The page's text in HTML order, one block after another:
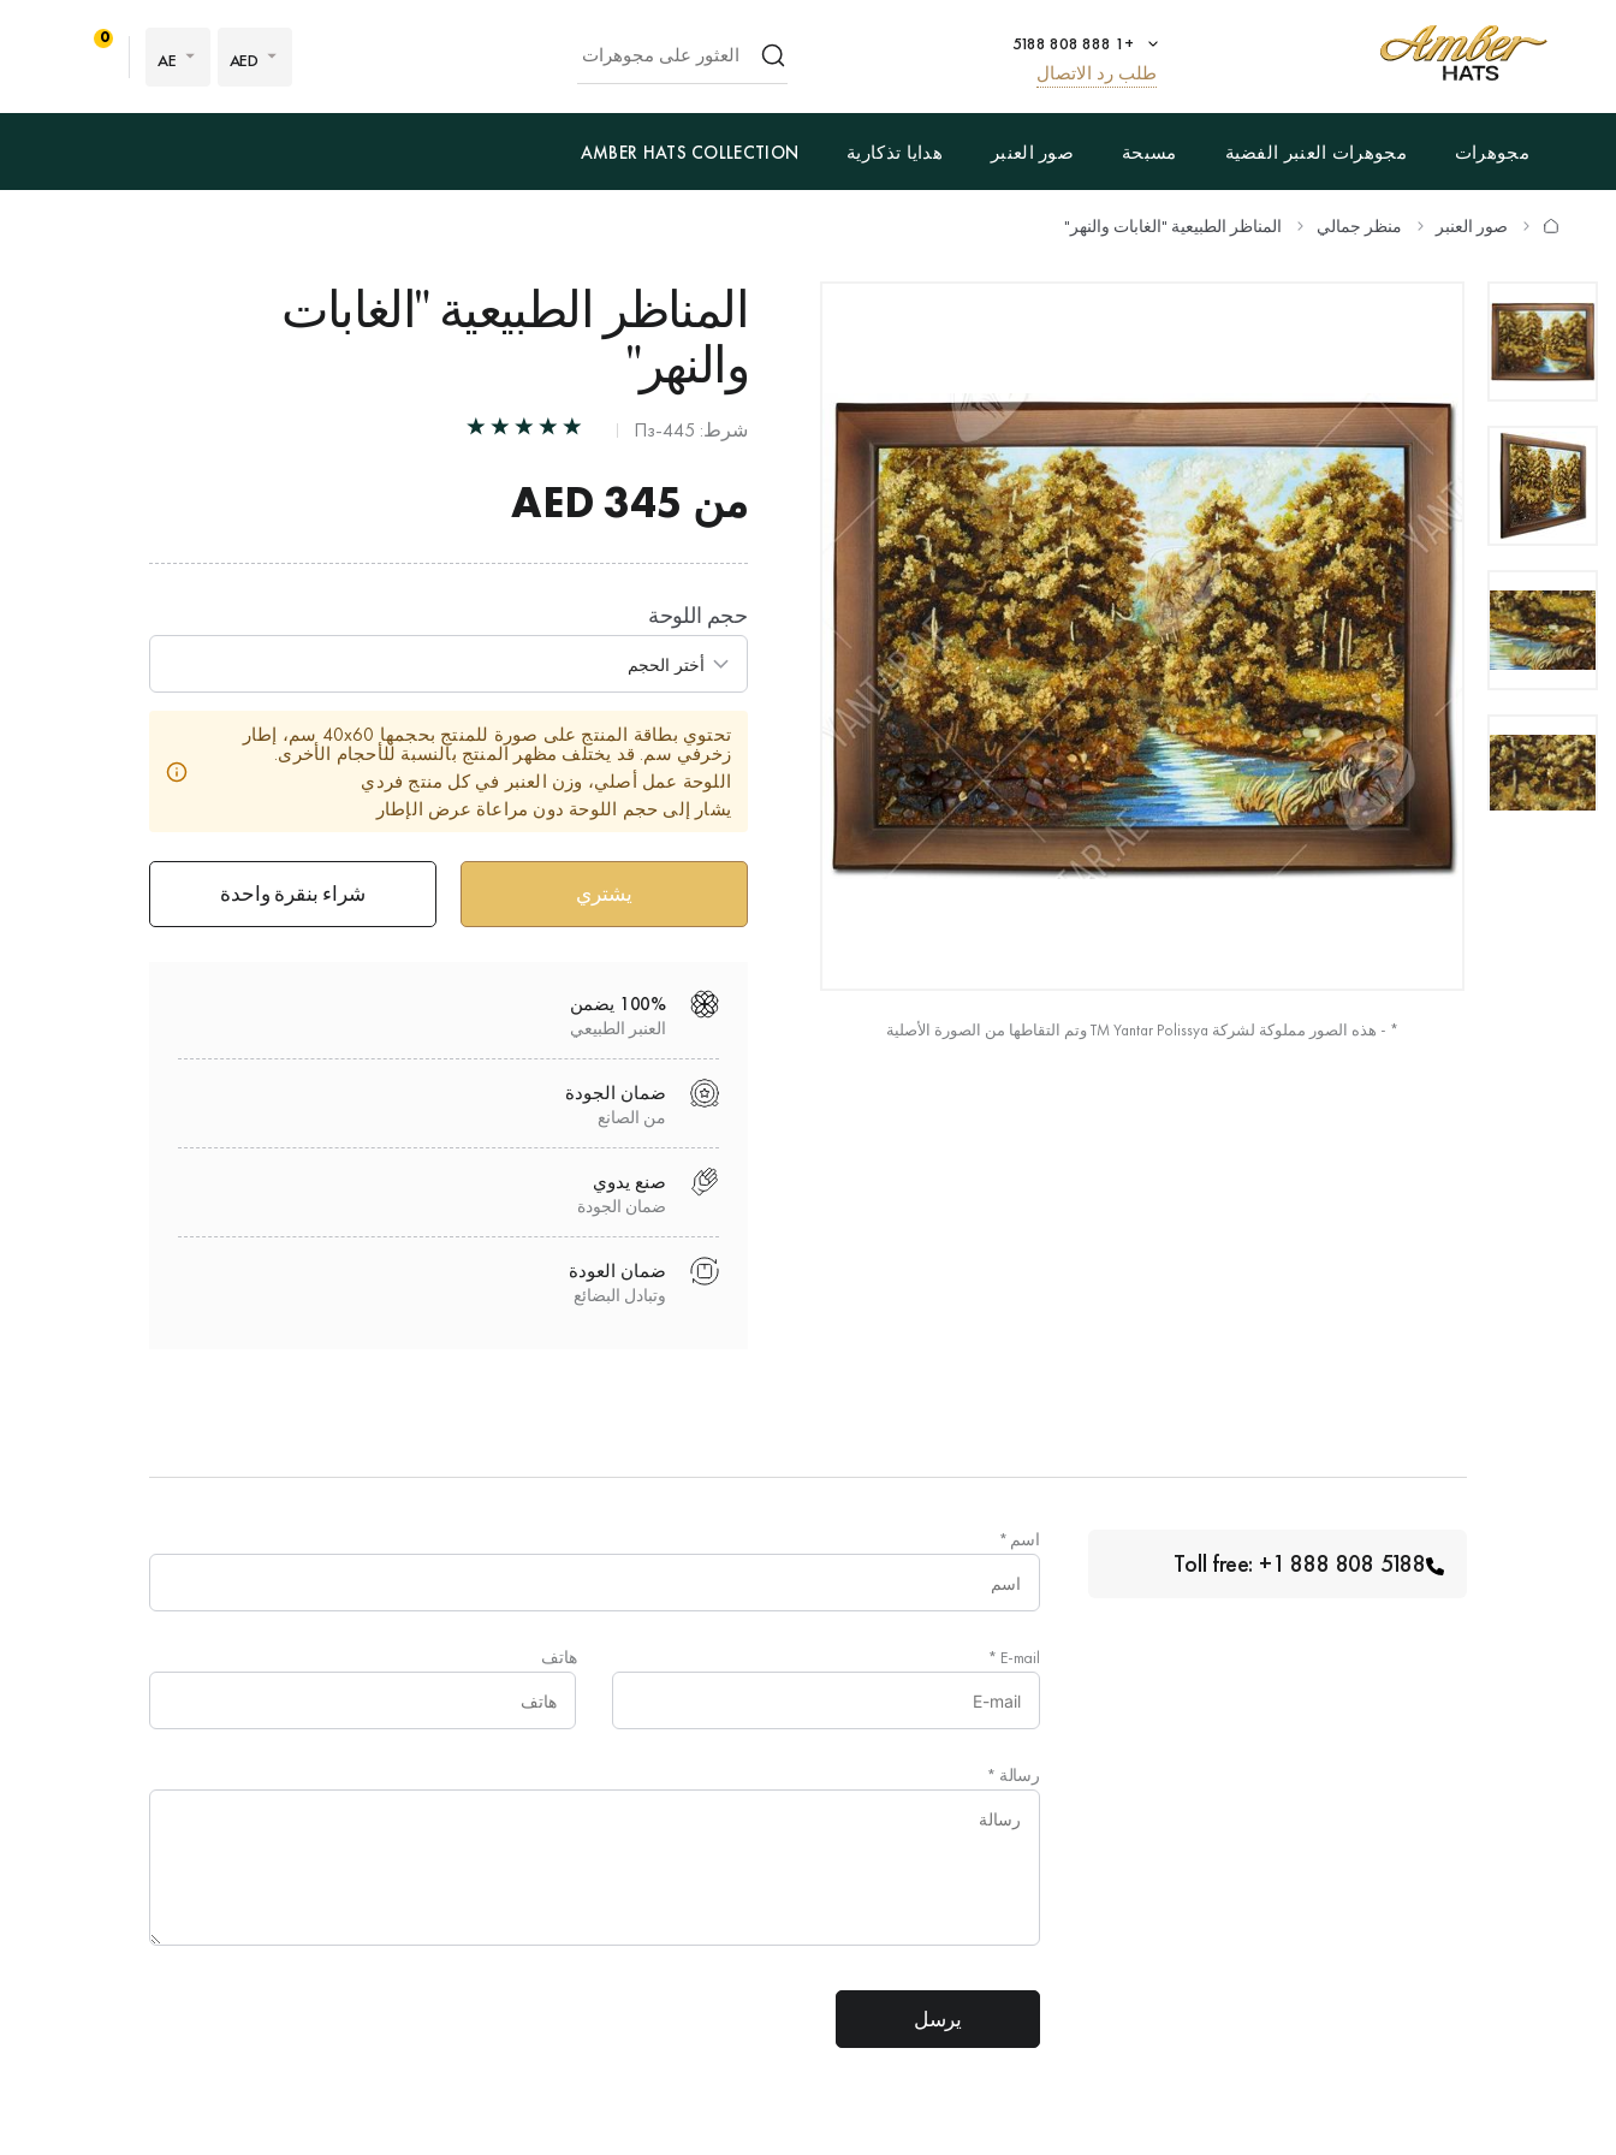
+1 888 808 5188
طلب رد الاتصال
AED
AE
0
مجوهرات مجوهرات العنبر الفضية مسبحة صور العنبر هدايا تذكارية AMBER HATS COLLECTION
صور العنبر منظر جمالي المناظر الطبيعية "الغابات والنهر"
* - هذه الصور مملوكة لشركة TM Yantar Polissya وتم التقاطها من الصورة الأصلية
المناظر الطبيعية "الغابات
والنهر"
شرط: Пз-445
من
حجم اللوحة
تحتوي بطاقة المنتج على صورة للمنتج بحجمها 40x60 سم، إطار
زخرفي سم. قد يختلف مظهر المنتج بالنسبة للأحجام الأخرى.
اللوحة عمل أصلي، وزن العنبر في كل منتج فردي
يشار إلى حجم اللوحة دون مراعاة عرض الإطار
شراء بنقرة واحدة
100% يضمن
العنبر الطبيعي
ضمان الجودة
من الصانع
صنع يدوي
ضمان الجودة
ضمان العودة
وتبادل البضائع
اسم *
E-mail
* هاتف
رسالة *
Toll free: +1 888 808 5188